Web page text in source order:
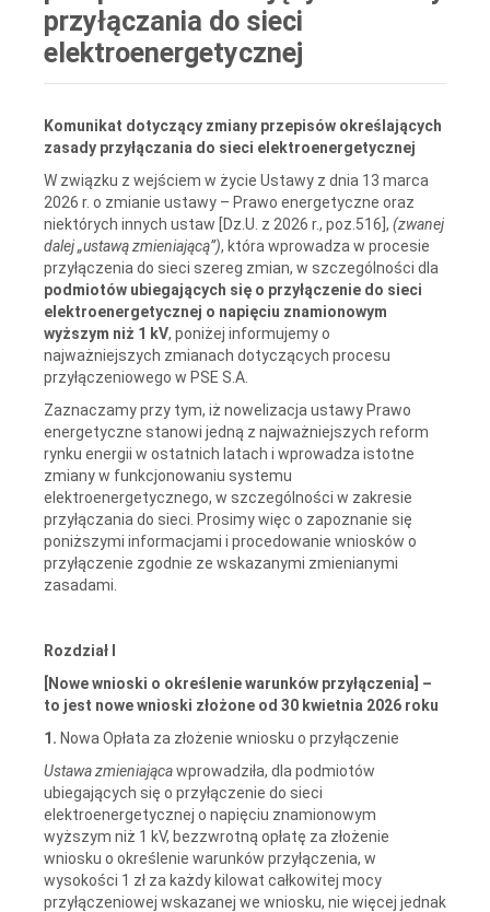
przyłączania do sieci
elektroenergetycznej
Komunikat dotyczący zmiany przepisów określających
zasady przyłączania do sieci elektroenergetycznej
W związku z wejściem w życie Ustawy z dnia 13 marca
2026 r. o zmianie ustawy – Prawo energetyczne oraz
niektórych innych ustaw [Dz.U. z 2026 r., poz.516], (zwanej
dalej „ustawą zmieniającą”), która wprowadza w procesie
przyłączenia do sieci szereg zmian, w szczególności dla
podmiotów ubiegających się o przyłączenie do sieci
elektroenergetycznej o napięciu znamionowym
wyższym niż 1 kV, poniżej informujemy o
najważniejszych zmianach dotyczących procesu
przyłączeniowego w PSE S.A.
Zaznaczamy przy tym, iż nowelizacja ustawy Prawo
energetyczne stanowi jedną z najważniejszych reform
rynku energii w ostatnich latach i wprowadza istotne
zmiany w funkcjonowaniu systemu
elektroenergetycznego, w szczególności w zakresie
przyłączania do sieci. Prosimy więc o zapoznanie się
poniższymi informacjami i procedowanie wniosków o
przyłączenie zgodnie ze wskazanymi zmienianymi
zasadami.
Rozdział I
[Nowe wnioski o określenie warunków przyłączenia] –
to jest nowe wnioski złożone od 30 kwietnia 2026 roku
1. Nowa Opłata za złożenie wniosku o przyłączenie
Ustawa zmieniającawprowadziła, dla podmiotów
ubiegających się o przyłączenie do sieci
elektroenergetycznej o napięciu znamionowym
wyższym niż 1 kV, bezzwrotną opłatę za złożenie
wniosku o określenie warunków przyłączenia, w
wysokości 1 zł za każdy kilowat całkowitej mocy
przyłączeniowej wskazanej we wniosku, nie więcej jednak